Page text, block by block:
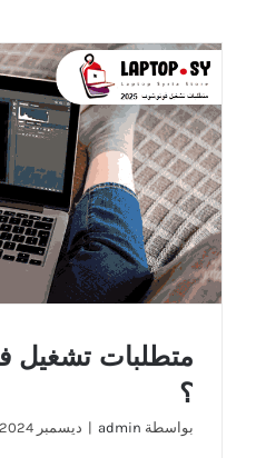
متطلبات تشغيل
؟
بواسطة admin
| ديسمبر 31st, 2024